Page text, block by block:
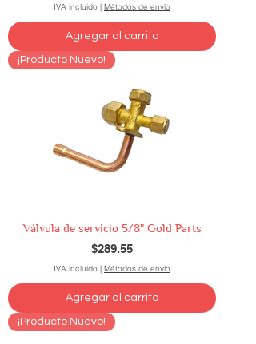
IVA incluido | Métodos de envío
Agregar al carrito
¡Producto Nuevo!
Válvula de servicio 5/8" Gold Parts
Precio
$289.55
IVA incluido | Métodos de envío
Agregar al carrito
¡Producto Nuevo!